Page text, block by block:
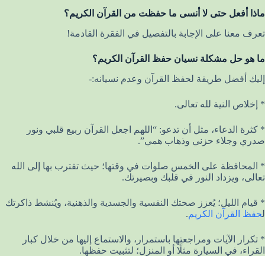
ماذا أفعل حتى لا أنسى ما حفظت من القرآن الكريم؟
تعرف معنا على الإجابة بالتفصيل في الفقرة القادمة!
ما هو حل مشكلة نسيان حفظ القرآن الكريم؟
إليك أفضل طريقة لحفظ القرآن وعدم نسيانه:-
* إخلاص النية لله تعالى.
* كثرة الدعاء، مثل أن تدعو: “اللهم اجعل القرآن ربيع قلبي ونور
صدري وجلاء حزني وذهاب همي”.
* المحافظة على الخمس صلوات في وقتها؛ حيث تقترب بها إلى الله
تعالى، ويزداد النور في قلبك وبصيرتك.
* قيام الليل؛ يُعزز صحتك النفسية والجسدية والذهنية، ويُنشط ذاكرتك
لحفظ القرآن الكريم.
* تكرار الآيات ومراجعتها باستمرار، والاستماع إليها من خلال كبار
القراء، في السيارة مثلًا أو المنزل؛ لتثبيت حفظها.